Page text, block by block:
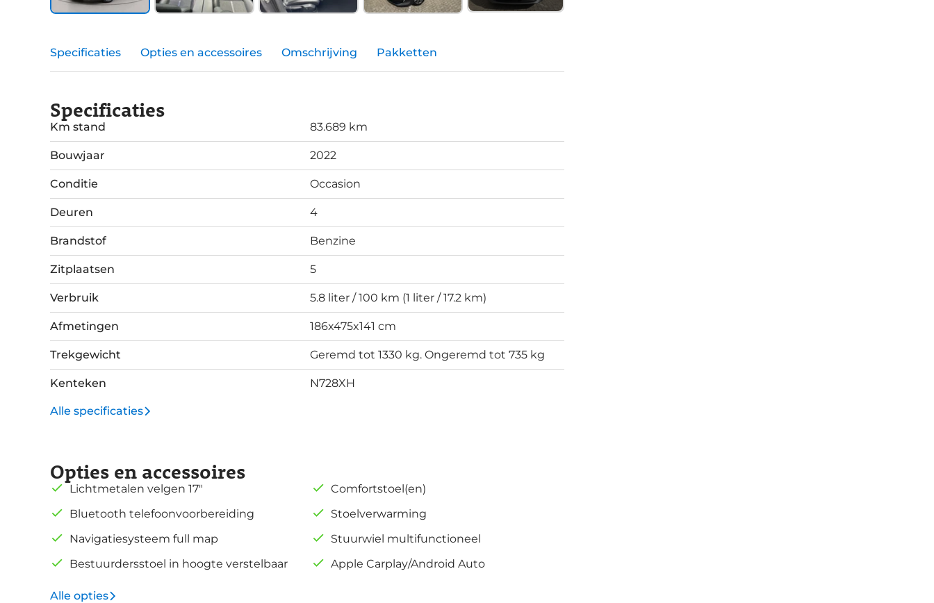
Specificaties Opties en accessoires Omschrijving Pakketten
Specificaties
Km stand 83.689 km
Bouwjaar 2022
Conditie Occasion
Deuren 4
Brandstof Benzine
Zitplaatsen 5
Verbruik 5.8 liter / 100 km (1 liter / 17.2 km)
Afmetingen 186x475x141 cm
Trekgewicht Geremd tot 1330 kg. Ongeremd tot 735 kg
Kenteken N728XH
Alle specificaties
Opties en accessoires
Lichtmetalen velgen 17"
Bluetooth telefoonvoorbereiding
Navigatiesysteem full map
Bestuurdersstoel in hoogte verstelbaar
Comfortstoel(en)
Stoelverwarming
Stuurwiel multifunctioneel
Apple Carplay/Android Auto
Alle opties